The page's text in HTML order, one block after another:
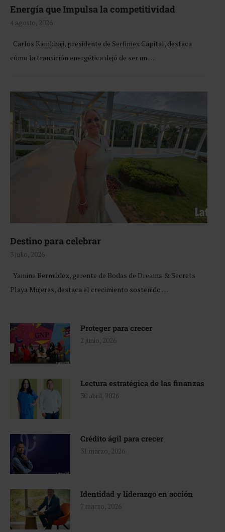
Energía que Impulsa la competitividad
4 agosto, 2026
Carlos Kamkhaji, presidente de Serfimex Capital, destaca
cómo la transición energética dejó de ser un …
Destino para celebrar
3 julio, 2026
Yamina Bermúdez, gerente de Bodas de Dreams & Secrets
Playa Mujeres, destaca el crecimiento sostenido …
Proteger para crecer
2 junio, 2026
Lectura estratégica de las finanzas
30 abril, 2026
Crédito ágil para crecer
31 marzo, 2026
Identidad y liderazgo en acción
7 marzo, 2026